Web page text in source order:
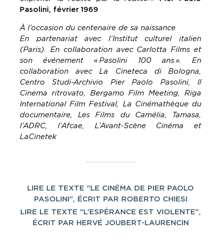
Pasolini, février1969
À l’occasion du centenaire de sa naissance
En partenariat avec l’Institut culturel italien
(Paris). En collaboration avec Carlotta Films et
son événement «Pasolini 100 ans».En
collaboration avec La Cineteca di Bologna,
Centro Studi-Archivio Pier Paolo Pasolini, Il
Cinema ritrovato, Bergamo Film Meeting, Riga
International Film Festival, La Cinémathèque du
documentaire, Les Films du Camélia, Tamasa,
l’ADRC, l’Afcae, L’Avant-Scène Cinéma et
LaCinetek
LIRE LE TEXTE "LE CINÉMA DE PIER PAOLO
PASOLINI", ÉCRIT PAR ROBERTO CHIESI
LIRE LE TEXTE "L’ESPÉRANCE EST VIOLENTE",
ÉCRIT PAR HERVÉ JOUBERT-LAURENCIN